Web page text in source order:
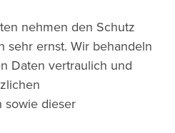
nehmen den Schutz
sehr ernst. Wir behandeln
Daten vertraulich und
sowie dieser